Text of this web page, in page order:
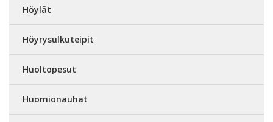
Höylät
Höyrysulkuteipit
Huoltopesut
Huomionauhat